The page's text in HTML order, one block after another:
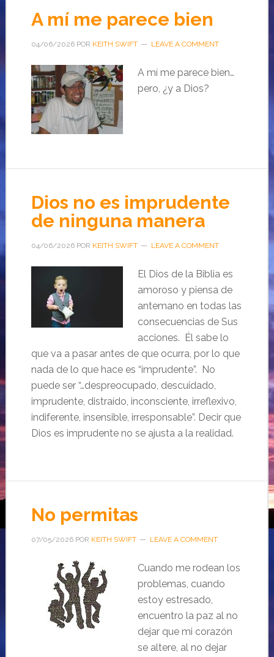
A mí me parece bien
04/06/2026POR KEITH SWIFT LEAVE A COMMENT
A mí me parece bien…
pero, ¿y a Dios?
Dios no es imprudente
de ninguna manera
04/06/2026POR KEITH SWIFT LEAVE A COMMENT
El Dios de la Biblia es
amoroso y piensa de
antemano en todas las
consecuencias de Sus
acciones. Él sabe lo
que va a pasar antes de que ocurra, por lo que
nada de lo que hace es “imprudente”. No
puede ser “…despreocupado, descuidado,
imprudente, distraído, inconsciente, irreflexivo,
indiferente, insensible, irresponsable”. Decir que
Dios es imprudente no se ajusta a la realidad.
No permitas
07/05/2026POR KEITH SWIFT LEAVE A COMMENT
Cuando me rodean los
problemas, cuando
estoy estresado,
encuentro la paz al no
dejar que mi corazón
se altere, al no dejar